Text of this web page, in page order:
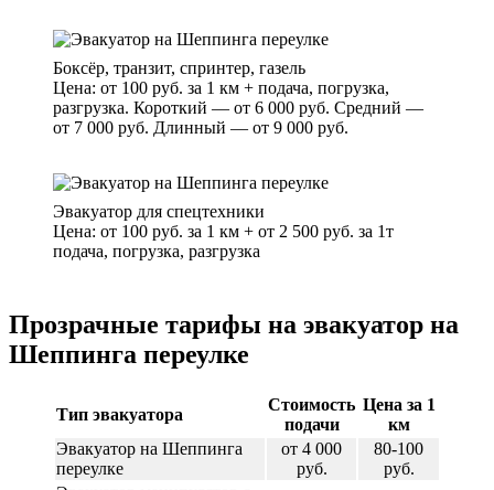
Боксёр, транзит, спринтер, газель
Цена: от 100 руб. за 1 км + подача, погрузка,
разгрузка. Короткий — от 6 000 руб. Средний —
от 7 000 руб. Длинный — от 9 000 руб.
Эвакуатор для спецтехники
Цена: от 100 руб. за 1 км + от 2 500 руб. за 1т
подача, погрузка, разгрузка
Прозрачные тарифы на эвакуатор на
Шеппинга переулке
Тип эвакуатора
Стоимость
подачи
Цена за 1
км
Эвакуатор на Шеппинга
переулке
от 4 000
руб.
80-100
руб.